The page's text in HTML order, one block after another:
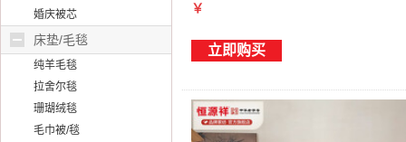
婚庆被芯
床垫/毛毯
纯羊毛毯
拉舍尔毯
珊瑚绒毯
毛巾被/毯
￥
立即购买